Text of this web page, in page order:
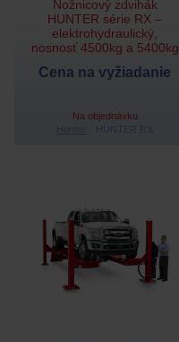
Nožnicový zdvihák
HUNTER série RX –
elektrohydraulický,
nosnosť 4500kg a 5400kg
Cena na vyžiadanie
Na objednávku